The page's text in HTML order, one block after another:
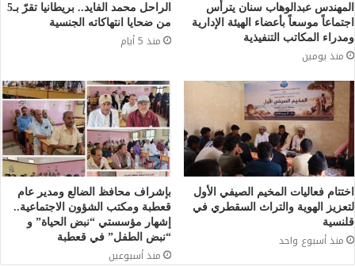
المهندس عبدالوهاب سنان يترأس
اجتماعاً موسعاً بأعضاء الهيئة الإدارية
ومدراء المكاتب التنفيذية
منذ يومين
الراحل محمد الفايد.. بريطانيا تقرّ بـ5
من ضحايا انتهاكاته الجنسية
منذ 5 أيام
اختتام فعاليات المخيم الصيفي الأول
لتعزيز الهوية والتراث السقطري في
قلنسية
منذ أسبوع واحد
بإشراف محافظ الضالع ومدير عام
قعطبة ومكتب الشؤون الاجتماعية..
إشهار مؤسستي “نبض الحياة” و
“نبض الطفل” في قعطبة
منذ أسبوعين